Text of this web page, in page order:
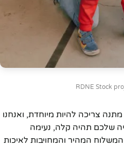
צריכה להיות מיוחדת, ואנחנו
שלכם תהיה קלה, נעימה
המהיר והמחויבות לאיכות